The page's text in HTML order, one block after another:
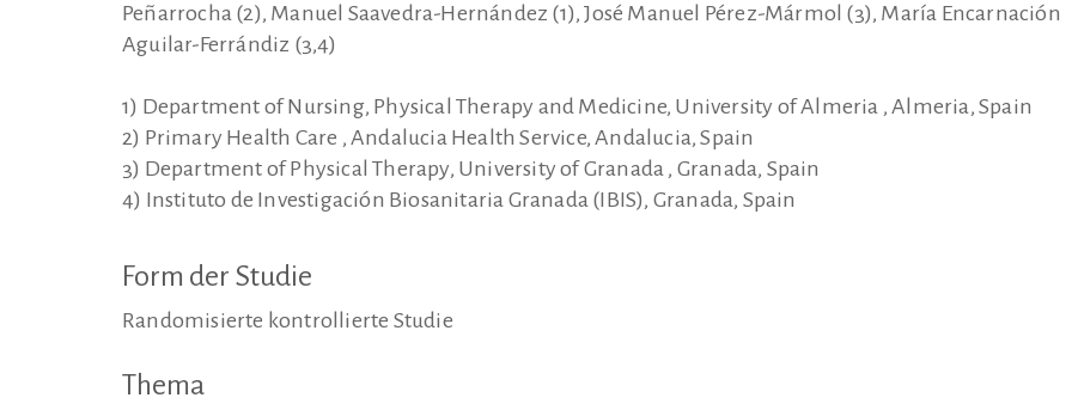
Peñarrocha (2), Manuel Saavedra-Hernández (1), José Manuel Pérez-Mármol (3), María Encarnación
Aguilar-Ferrándiz (3,4)
1) Department of Nursing, Physical Therapy and Medicine, University of Almeria , Almeria, Spain
2) Primary Health Care , Andalucia Health Service, Andalucia, Spain
3) Department of Physical Therapy, University of Granada , Granada, Spain
4) Instituto de Investigación Biosanitaria Granada (IBIS), Granada, Spain
Form der Studie
Randomisierte kontrollierte Studie
Thema